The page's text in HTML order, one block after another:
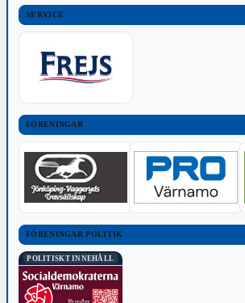
SERVICE
FÖRENINGAR
FÖRENINGAR POLITIK
POLITISKT INNEHÅLL